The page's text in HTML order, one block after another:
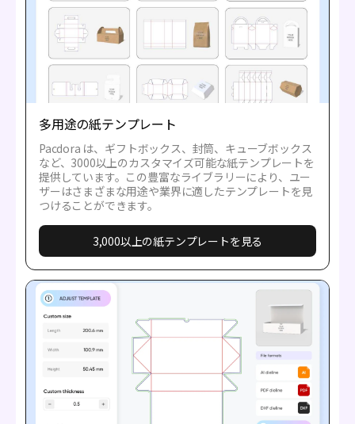
多用途の紙テンプレート
Pacdora は、ギフトボックス、封筒、キューブボックス
など、3000以上のカスタマイズ可能な紙テンプレートを
提供しています。この豊富なライブラリーにより、ユー
ザーはさまざまな用途や業界に適したテンプレートを見
つけることができます。
3,000以上の紙テンプレートを見る